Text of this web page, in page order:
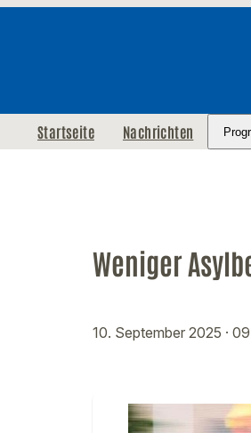
Startseite Nachrichten
Weniger
10. September 2025 ·